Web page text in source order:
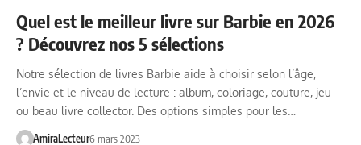
Quel est le meilleur livre sur Barbie en 2026
? Découvrez nos 5 sélections
Notre sélection de livres Barbie aide à choisir selon l’âge,
l’envie et le niveau de lecture : album, coloriage, couture, jeu
ou beau livre collector. Des options simples pour les…
AmiraLecteur6 mars 2023